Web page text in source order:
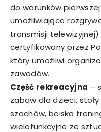
do warunków
umożliwiające
transmisji
certyfikowany przez
który umożliwi
zawodów.
Część rekreacyjna –
zabaw dla dzieci,
szachów, boiska
wielofunkcyjne ze